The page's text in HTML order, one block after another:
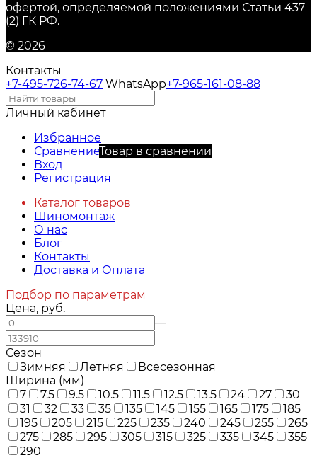
офертой, определяемой положениями Статьи 437
(2) ГК РФ.
© 2026
Контакты
+7-495-726-74-67 WhatsApp+7-965-161-08-88
Личный кабинет
Избранное
СравнениеТовар в сравнении
Вход
Регистрация
Каталог товаров
Шиномонтаж
О нас
Блог
Контакты
Доставка и Оплата
Подбор по параметрам
Цена, руб.
—
Сезон
Зимняя
Летняя
Всесезонная
Ширина (мм)
7
7.5 9.5 10.5 11.5 12.5 13.5 24 27
30
31
32 33 35 135 145 155 165 175
185
195
205 215 225 235 240 245 255
265
275
285 295 305 315 325 335 345
355
290